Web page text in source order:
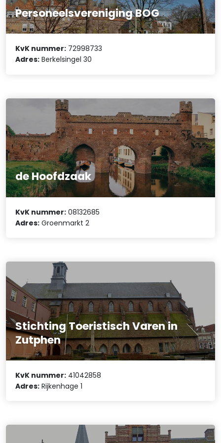
Personeelsvereniging BOG
KvK nummer: 72998733
Adres: Berkelsingel 30
de Hoofdzaak
KvK nummer: 08132685
Adres: Groenmarkt 2
Stichting Toeristisch Varen in
Zutphen
KvK nummer: 41042858
Adres: Rijkenhage 1